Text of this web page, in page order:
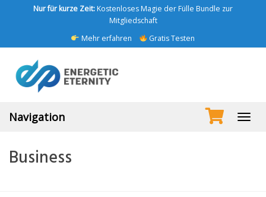
Nur für kurze Zeit:Kostenloses Magie der Fülle Bundle zur
Mitgliedschaft
Mehr erfahren
Gratis Testen
Navigation
Business